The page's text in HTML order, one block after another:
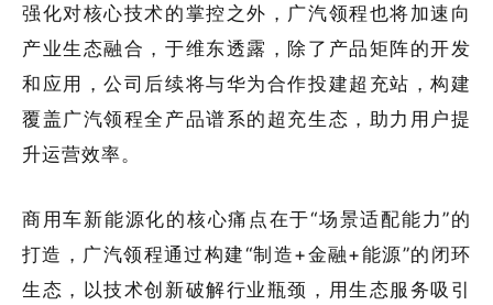
强化对核心技术的掌控之外，广汽领程也将加速向
产业生态融合，于维东透露，除了产品矩阵的开发
和应用，公司后续将与华为合作投建超充站，构建
覆盖广汽领程全产品谱系的超充生态，助力用户提
升运营效率。
商用车新能源化的核心痛点在于“场景适配能力”的
打造，广汽领程通过构建“制造+金融+能源”的闭环
生态，以技术创新破解行业瓶颈，用生态服务吸引